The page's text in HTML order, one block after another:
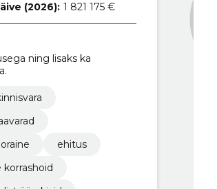
(2026): 1 821 175 €
ning lisaks ka
ehitus